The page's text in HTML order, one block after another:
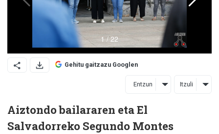
Gehitu gaitzazu Googlen
Entzun Itzuli
Aiztondo bailararen eta El
Salvadorreko Segundo Montes